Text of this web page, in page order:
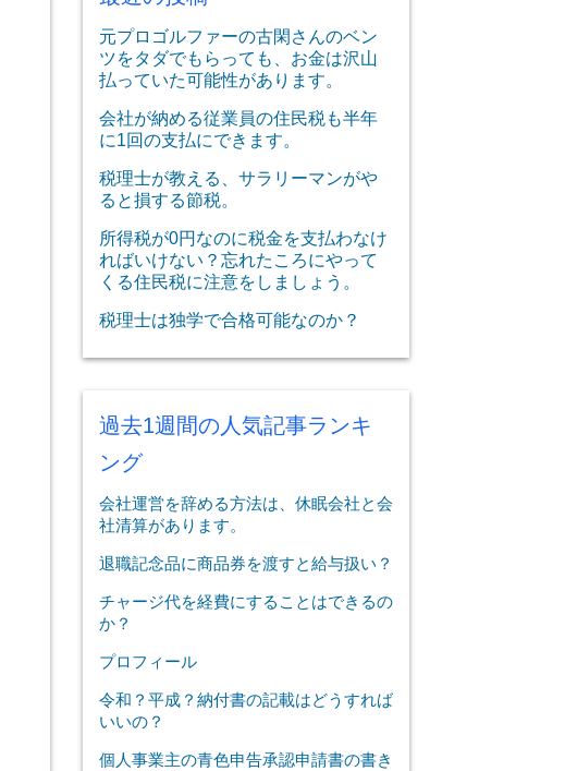
元プロゴルファーの古閑さんのベン
ツをタダでもらっても、お金は沢山
払っていた可能性があります。
会社が納める従業員の住民税も半年
に1回の支払にできます。
税理士が教える、サラリーマンがや
ると損する節税。
所得税が0円なのに税金を支払わなけ
ればいけない？忘れたころにやって
くる住民税に注意をしましょう。
税理士は独学で合格可能なのか？
過去1週間の人気記事ランキ
ング
会社運営を辞める方法は、休眠会社と会
社清算があります。
退職記念品に商品券を渡すと給与扱い？
チャージ代を経費にすることはできるの
か？
プロフィール
令和？平成？納付書の記載はどうすれば
いいの？
個人事業主の青色申告承認申請書の書き